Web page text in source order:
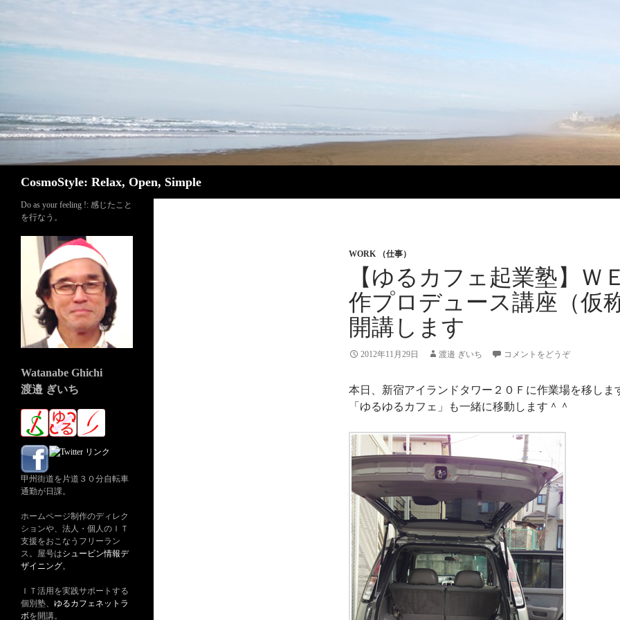
CosmoStyle: Relax, Open, Simple
WORK （仕事）
【ゆるカフェ起業塾】Ｗ
作プロデュース講座（仮
開講します
2012年11月29日 渡邉 ぎいち コメントをどうぞ
本日、新宿アイランドタワー２０Ｆに作業場を移しま
「ゆるゆるカフェ」も一緒に移動します＾＾
Do as your feeling !: 感じたこと
を行なう。
Watanabe Ghichi
渡邉 ぎいち
甲州街道を片道３０分自転車
通勤が日課。
ホームページ制作のディレク
ションや、法人・個人のＩＴ
支援をおこなうフリーラン
ス。屋号はシュービン情報デ
ザイニング。
ＩＴ活用を実践サポートする
個別塾、 ゆるカフェネットラ
ボを開講。